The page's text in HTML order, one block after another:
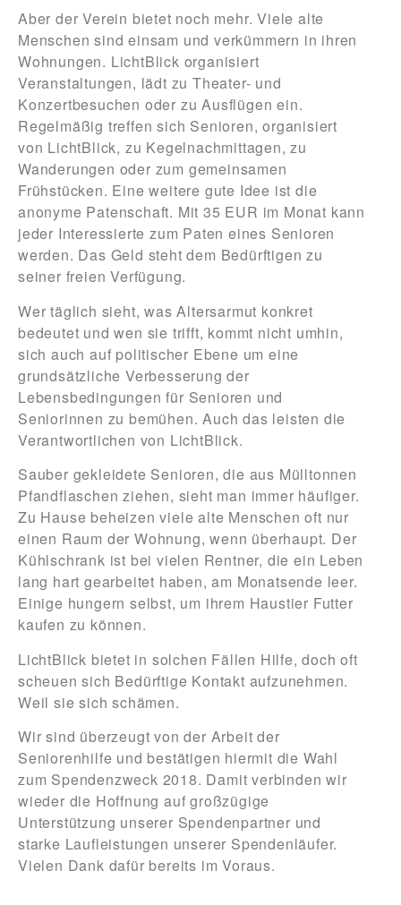
Aber der Verein bietet noch mehr. Viele alte
Menschen sind einsam und verkümmern in ihren
Wohnungen. LichtBlick organisiert
Veranstaltungen, lädt zu Theater- und
Konzertbesuchen oder zu Ausflügen ein.
Regelmäßig treffen sich Senioren, organisiert
von LichtBlick, zu Kegelnachmittagen, zu
Wanderungen oder zum gemeinsamen
Frühstücken. Eine weitere gute Idee ist die
anonyme Patenschaft. Mit 35 EUR im Monat kann
jeder Interessierte zum Paten eines Senioren
werden. Das Geld steht dem Bedürftigen zu
seiner freien Verfügung.
Wer täglich sieht, was Altersarmut konkret
bedeutet und wen sie trifft, kommt nicht umhin,
sich auch auf politischer Ebene um eine
grundsätzliche Verbesserung der
Lebensbedingungen für Senioren und
Seniorinnen zu bemühen. Auch das leisten die
Verantwortlichen von LichtBlick.
Sauber gekleidete Senioren, die aus Mülltonnen
Pfandflaschen ziehen, sieht man immer häufiger.
Zu Hause beheizen viele alte Menschen oft nur
einen Raum der Wohnung, wenn überhaupt. Der
Kühlschrank ist bei vielen Rentner, die ein Leben
lang hart gearbeitet haben, am Monatsende leer.
Einige hungern selbst, um ihrem Haustier Futter
kaufen zu können.
LichtBlick bietet in solchen Fällen Hilfe, doch oft
scheuen sich Bedürftige Kontakt aufzunehmen.
Weil sie sich schämen.
Wir sind überzeugt von der Arbeit der
Seniorenhilfe und bestätigen hiermit die Wahl
zum Spendenzweck 2018. Damit verbinden wir
wieder die Hoffnung auf großzügige
Unterstützung unserer Spendenpartner und
starke Laufleistungen unserer Spendenläufer.
Vielen Dank dafür bereits im Voraus.